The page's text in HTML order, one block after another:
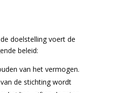
doelstelling voert de
beleid:
van het vermogen.
de stichting wordt